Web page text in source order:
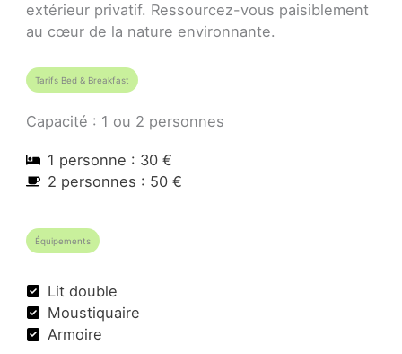
extérieur privatif. Ressourcez-vous paisiblement
au cœur de la nature environnante.
Tarifs Bed & Breakfast
Capacité : 1 ou 2 personnes
1 personne : 30 €
2 personnes : 50 €
Équipements
Lit double
Moustiquaire
Armoire